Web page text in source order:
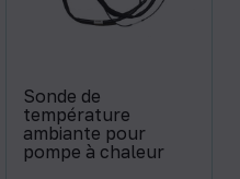
Sonde de
température
ambiante pour
pompe à chaleur